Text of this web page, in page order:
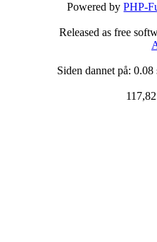
Powered byPHP-
Released as free
Siden dannet på: